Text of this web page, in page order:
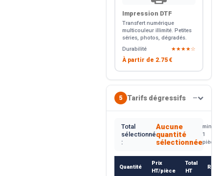
Impression DTF
Transfert numérique
multicouleur illimité. Petites
séries, photos, dégradés.
Durabilité
★★★★☆
À partir de 2.75 €
5 Tarifs dégressifs —
Total
sélectionné
:
Aucune
quantité
sélectionnée
min.
1
pièce
Quantité
Prix
HT/pièce
Total
HT